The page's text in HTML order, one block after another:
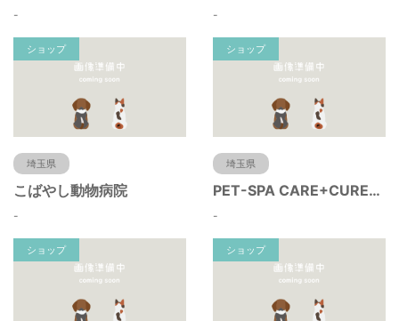
- -
ショップ
埼玉県
こばやし動物病院
-
ショップ
埼玉県
PET-SPA CARE+CURE所沢
-
ショップ ショップ